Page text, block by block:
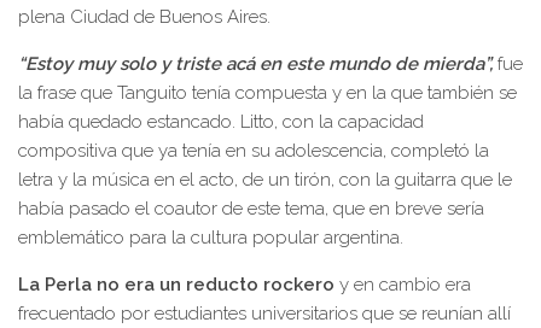
plena Ciudad de Buenos Aires.
“Estoy muy solo y triste acá en este mundo de mierda”,fue
la frase que Tanguito tenía compuesta y en la que también se
había quedado estancado. Litto, con la capacidad
compositiva que ya tenía en su adolescencia, completó la
letra y la música en el acto, de un tirón, con la guitarra que le
había pasado el coautor de este tema, que en breve sería
emblemático para la cultura popular argentina.
La Perla no era un reducto rockero y en cambio era
frecuentado por estudiantes universitarios que se reunían allí